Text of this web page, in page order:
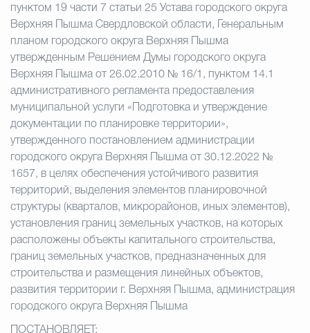
пунктом 19 части 7 статьи 25 Устава городского округа
Верхняя Пышма Свердловской области, Генеральным
планом городского округа Верхняя Пышма
утвержденным Решением Думы городского округа
Верхняя Пышма от 26.02.2010 № 16/1, пунктом 14.1
административного регламента предоставления
муниципальной услуги «Подготовка и утверждение
документации по планировке территории»,
утвержденного постановлением администрации
городского округа Верхняя Пышма от 30.12.2022 №
1657, в целях обеспечения устойчивого развития
территорий, выделения элементов планировочной
структуры (кварталов, микрорайонов, иных элементов),
установления границ земельных участков, на которых
расположены объекты капитального строительства,
границ земельных участков, предназначенных для
строительства и размещения линейных объектов,
развития территории г. Верхняя Пышма, администрация
городского округа Верхняя Пышма
ПОСТАНОВЛЯЕТ: